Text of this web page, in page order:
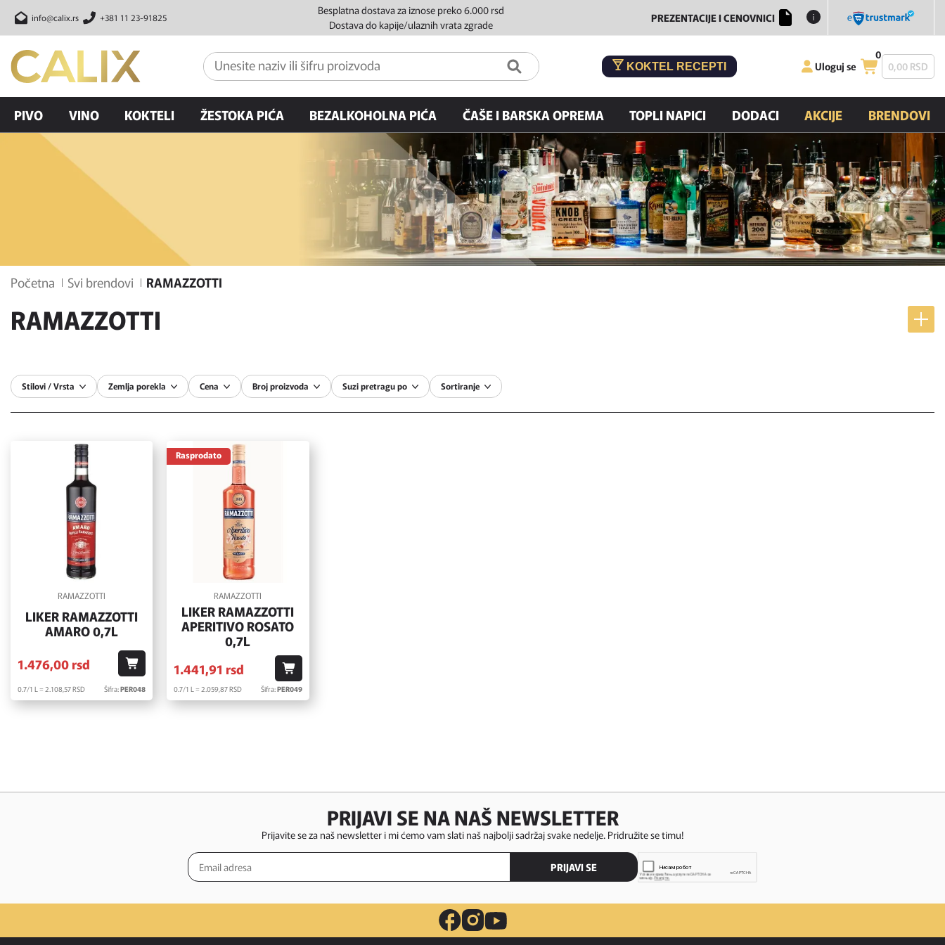
info@calix.rs +381 11 23-91825
Besplatna dostava za iznose preko 6.000 rsd
Dostava do kapije/ulaznih vrata zgrade
PREZENTACIJE I CENOVNICI
KOKTEL RECEPTI Uloguj se
0
0,00 RSD
PIVO VINO KOKTELI ŽESTOKA PIĆA BEZALKOHOLNA PIĆA ČAŠE I BARSKA OPREMA TOPLI NAPICI DODACI AKCIJE BRENDOVI
Početna Svi brendovi RAMAZZOTTI
RAMAZZOTTI
Stilovi / Vrsta Zemlja porekla Cena Broj proizvoda Suzi pretragu po Sortiranje
RAMAZZOTTI
LIKER RAMAZZOTTI
AMARO 0,7L
1.476,00rsd
0.7/1 L = 2.108,57RSD Šifra:PER048
Rasprodato
RAMAZZOTTI
LIKER RAMAZZOTTI
APERITIVO ROSATO
0,7L
1.441,91 rsd
0.7/1 L = 2.059,87RSD Šifra:PER049
PRIJAVI SE NA NAŠ NEWSLETTER
Prijavite se za naš newsletter i mi ćemo vam slati naš najbolji sadržaj svake nedelje. Pridružite se timu!
PRIJAVI SE